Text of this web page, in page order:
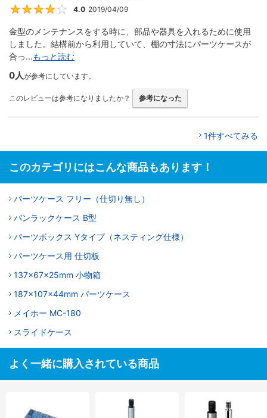
4
4.0 2019/04/09
金型のメンテナンスをする時に、部品や器具を入れるために使用
しました。結構前から利用していて、棚の寸法にパーツケースが
合っ...もっと読む
0人が参考にしています。
このレビューは参考になりましたか？ 参考になった
1件すべてみる
このカテゴリにはこんな商品もあります！
パーツケース フリー（仕切り無し）
バンラックケース B型
パーツボックス Yタイプ（ネスティング仕様）
パーツケース用 仕切板
137x67x25mm 小物箱
187x107x44mm パーツケース
メイホー MC-180
スライドケース
よく一緒に購入されている商品